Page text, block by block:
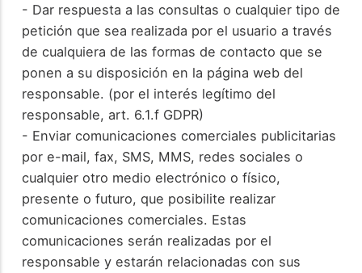
- Dar respuesta a las consultas o cualquier tipo de
petición que sea realizada por el usuario a través
de cualquiera de las formas de contacto que se
ponen a su disposición en la página web del
responsable. (por el interés legítimo del
responsable, art. 6.1.f GDPR)
- Enviar comunicaciones comerciales publicitarias
por e-mail, fax, SMS, MMS, redes sociales o
cualquier otro medio electrónico o físico,
presente o futuro, que posibilite realizar
comunicaciones comerciales. Estas
comunicaciones serán realizadas por el
responsable y estarán relacionadas con sus